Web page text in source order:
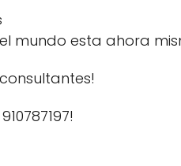
mundo esta ahora